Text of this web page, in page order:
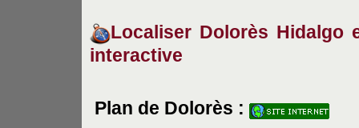
Localiser Dolorès
interactive
Plan de Dolorès :